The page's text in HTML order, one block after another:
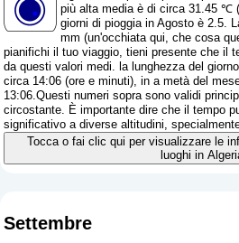
più alta media è di circa 31.45 ℃
giorni di pioggia in Agosto è 2.5.
mm (un'occhiata qui, che cosa
pianifichi il tuo viaggio, tieni presente che il
da questi valori medi. la lunghezza del
circa 14:06 (ore e minuti), in a metà del
13:06.Questi numeri sopra sono validi
circostante. È importante dire che il tempo
significativo a diverse altitudini,
Tocca o fai clic qui per visualizzare le
luoghi in
Settembre